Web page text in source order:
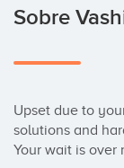
Sobre
Upset due to
solutions and
Your wait is over